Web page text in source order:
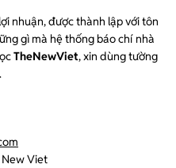
nhuận, được thành lập với tôn
gì mà hệ thống báo chí nhà
TheNewViet, xin dùng tường
Viet